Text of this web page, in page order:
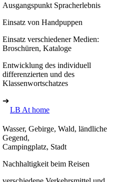
Ausgangspunkt Spracherlebnis
Einsatz von Handpuppen
Einsatz verschiedener Medien:
Broschüren, Kataloge
Entwicklung des individuell
differenzierten und des
Klassenwortschatzes
➔
LB At home
Wasser, Gebirge, Wald, ländliche
Gegend,
Campingplatz, Stadt
Nachhaltigkeit beim Reisen